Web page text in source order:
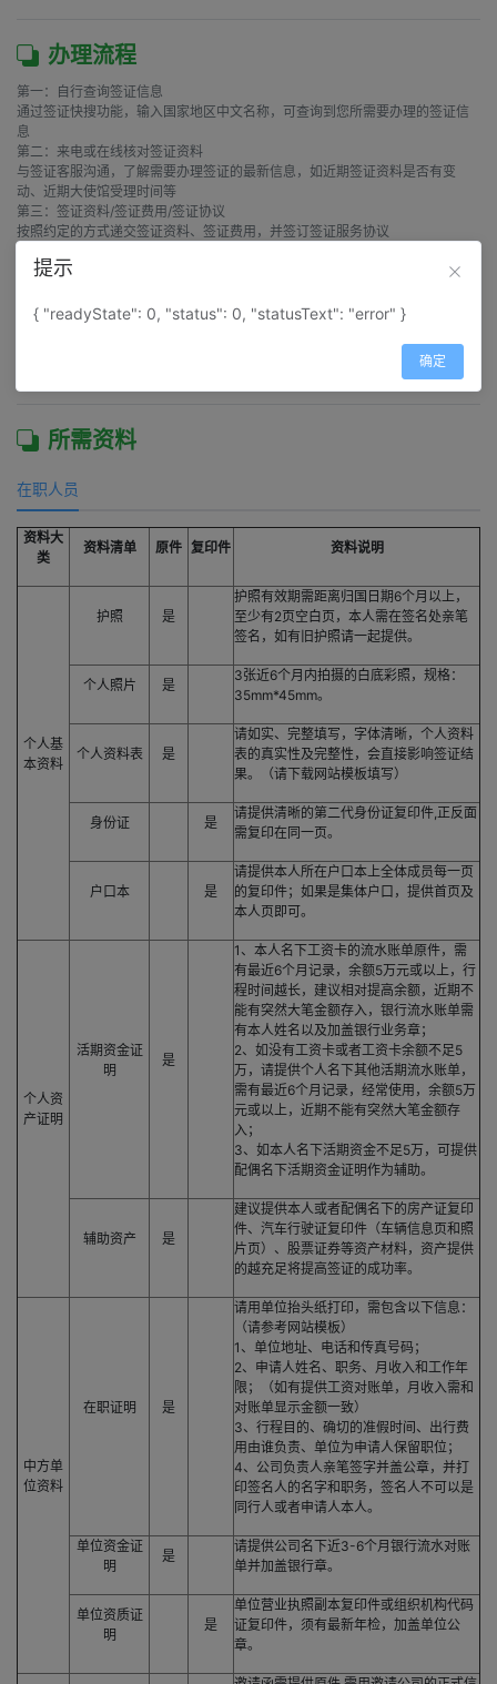
办理流程
第一：自行查询签证信息
通过签证快搜功能，输入国家地区中文名称，可查询到您所需要办理的签证信
息
第二：来电或在线核对签证资料
与签证客服沟通，了解需要办理签证的最新信息，如近期签证资料是否有变
动、近期大使馆受理时间等
第三：签证资料/签证费用/签证协议
按照约定的方式递交签证资料、签证费用，并签订签证服务协议
收到签证资料和签证费用后，当日整理和审核签证材料，并安排外勤人员在之
第五：通知签证结果，返还护照
所需资料
在职人员
资料大
类
资料清单 原件 复印件 资料说明
个人基
本资料
护照 是
护照有效期需距离归国日期6个月以上，
至少有2页空白页，本人需在签名处亲笔
签名，如有旧护照请一起提供。
个人照片 是
3张近6个月内拍摄的白底彩照，规格：
35mm*45mm。
个人资料表 是
请如实、完整填写，字体清晰，个人资料
表的真实性及完整性，会直接影响签证结
果。（请下载网站模板填写）
身份证 是
请提供清晰的第二代身份证复印件,正反面
需复印在同一页。
户口本 是
请提供本人所在户口本上全体成员每一页
的复印件；如果是集体户口，提供首页及
本人页即可。
个人资
产证明
活期资金证
明
是
1、本人名下工资卡的流水账单原件，需
有最近6个月记录，余额5万元或以上，行
程时间越长，建议相对提高余额，近期不
能有突然大笔金额存入，银行流水账单需
有本人姓名以及加盖银行业务章；
2、如没有工资卡或者工资卡余额不足5
万，请提供个人名下其他活期流水账单，
需有最近6个月记录，经常使用，余额5万
元或以上，近期不能有突然大笔金额存
入；
3、如本人名下活期资金不足5万，可提供
配偶名下活期资金证明作为辅助。
辅助资产 是
建议提供本人或者配偶名下的房产证复印
件、汽车行驶证复印件（车辆信息页和照
片页）、股票证券等资产材料，资产提供
的越充足将提高签证的成功率。
中方单
位资料
在职证明 是
请用单位抬头纸打印，需包含以下信息：
（请参考网站模板）
1、单位地址、电话和传真号码；
2、申请人姓名、职务、月收入和工作年
限；（如有提供工资对账单，月收入需和
对账单显示金额一致）
3、行程目的、确切的准假时间、出行费
用由谁负责、单位为申请人保留职位；
4、公司负责人亲笔签字并盖公章，并打
印签名人的名字和职务，签名人不可以是
同行人或者申请人本人。
单位资金证
明
是
请提供公司名下近3-6个月银行流水对账
单并加盖银行章。
单位资质证
明
是
单位营业执照副本复印件或组织机构代码
证复印件，须有最新年检，加盖单位公
章。
提示
{ "readyState": 0, "status": 0, "statusText": "error" }
确定